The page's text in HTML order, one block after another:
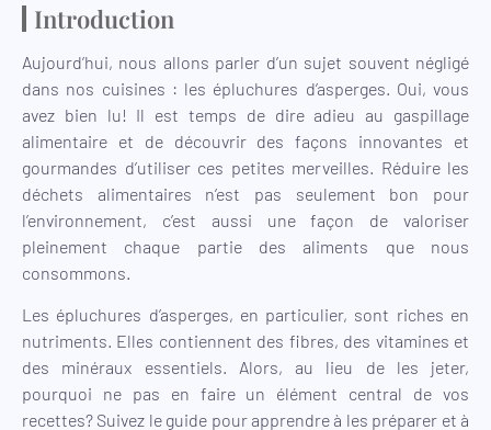
Introduction
Aujourd’hui, nous allons parler d’un sujet souvent négligé
dans nos cuisines : les épluchures d’asperges. Oui, vous
avez bien lu! Il est temps de dire adieu au gaspillage
alimentaire et de découvrir des façons innovantes et
gourmandes d’utiliser ces petites merveilles. Réduire les
déchets alimentaires n’est pas seulement bon pour
l’environnement, c’est aussi une façon de valoriser
pleinement chaque partie des aliments que nous
consommons.
Les épluchures d’asperges, en particulier, sont riches en
nutriments. Elles contiennent des fibres, des vitamines et
des minéraux essentiels. Alors, au lieu de les jeter,
pourquoi ne pas en faire un élément central de vos
recettes? Suivez le guide pour apprendre à les préparer et à